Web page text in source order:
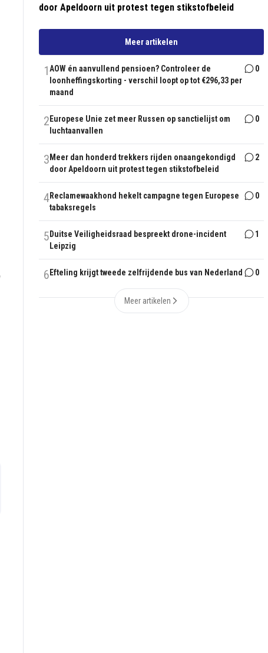
door Apeldoorn uit protest tegen stikstofbeleid
Meer artikelen
1AOW én aanvullend pensioen? Controleer de
loonheffingskorting - verschil loopt op tot €296,33 per
maand
0
2 Europese Unie zet meer Russen op sanctielijst om
luchtaanvallen
0
3 Meer dan honderd trekkers rijden onaangekondigd
door Apeldoorn uit protest tegen stikstofbeleid
2
4Reclamewaakhond hekelt campagne tegen Europese
tabaksregels
0
5 Duitse Veiligheidsraad bespreekt drone-incident
Leipzig
1
6 Efteling krijgt tweede zelfrijdende bus van Nederland 0
Meer artikelen